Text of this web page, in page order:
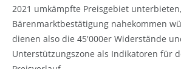
2021 umkämpfte Preisgebiet
Bärenmarktbestätigung nahekommen
dienen also die 45'000er Widerstände
Unterstützungszone als Indikatoren für